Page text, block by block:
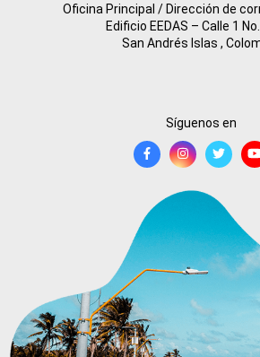
Oficina Principal / Dirección de
Edificio EEDAS – Calle 1
San Andrés Islas ,
Síguenos en